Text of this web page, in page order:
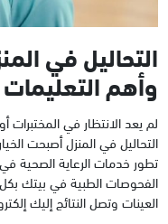
التحاليل في
وأهم التعليمات
لم يعد الانتظار في المختبرات
التحاليل في المنزل أصبحت
تطور خدمات الرعاية الصحية
الفحوصات الطبية في بيتك
العينات وتصل النتائج إليك